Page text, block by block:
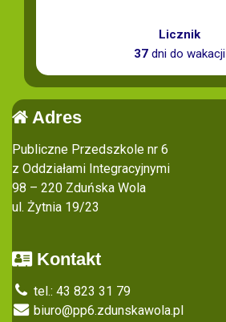
Licznik
37 dni do wakacji
Adres
Publiczne Przedszkole nr 6
z Oddziałami Integracyjnymi
98 – 220 Zduńska Wola
ul. Żytnia 19/23
Kontakt
tel.: 43 823 31 79
biuro@pp6.zdunskawola.pl